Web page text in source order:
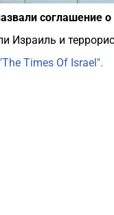
соглашение
Израиль и
"The Times Of Israel".